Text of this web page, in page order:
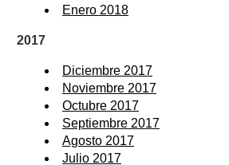
Enero 2018
2017
Diciembre 2017
Noviembre 2017
Octubre 2017
Septiembre 2017
Agosto 2017
Julio 2017